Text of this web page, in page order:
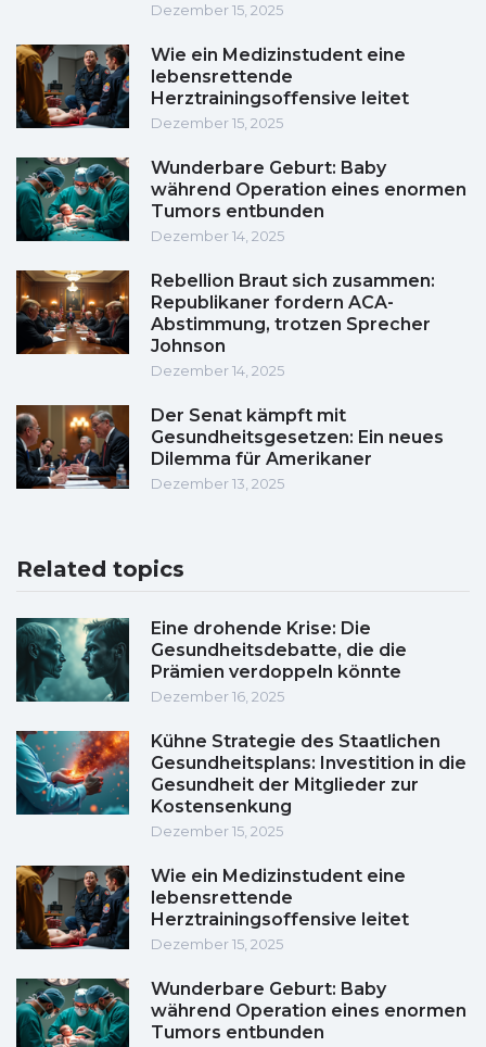
Dezember 15, 2025
Wie ein Medizinstudent eine
lebensrettende
Herztrainingsoffensive leitet
Dezember 15, 2025
Wunderbare Geburt: Baby
während Operation eines enormen
Tumors entbunden
Dezember 14, 2025
Rebellion Braut sich zusammen:
Republikaner fordern ACA-
Abstimmung, trotzen Sprecher
Johnson
Dezember 14, 2025
Der Senat kämpft mit
Gesundheitsgesetzen: Ein neues
Dilemma für Amerikaner
Dezember 13, 2025
Related topics
Eine drohende Krise: Die
Gesundheitsdebatte, die die
Prämien verdoppeln könnte
Dezember 16, 2025
Kühne Strategie des Staatlichen
Gesundheitsplans: Investition in die
Gesundheit der Mitglieder zur
Kostensenkung
Dezember 15, 2025
Wie ein Medizinstudent eine
lebensrettende
Herztrainingsoffensive leitet
Dezember 15, 2025
Wunderbare Geburt: Baby
während Operation eines enormen
Tumors entbunden